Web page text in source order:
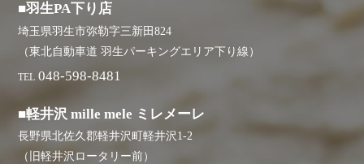
■羽生PA下り店
埼玉県羽生市弥勒字三新田824
（東北自動車道 羽生パーキングエリア下り線）
TEL 048-598-8481
■軽井沢 mille mele ミレメーレ
長野県北佐久郡軽井沢町軽井沢1-2
（旧軽井沢ロータリー前）